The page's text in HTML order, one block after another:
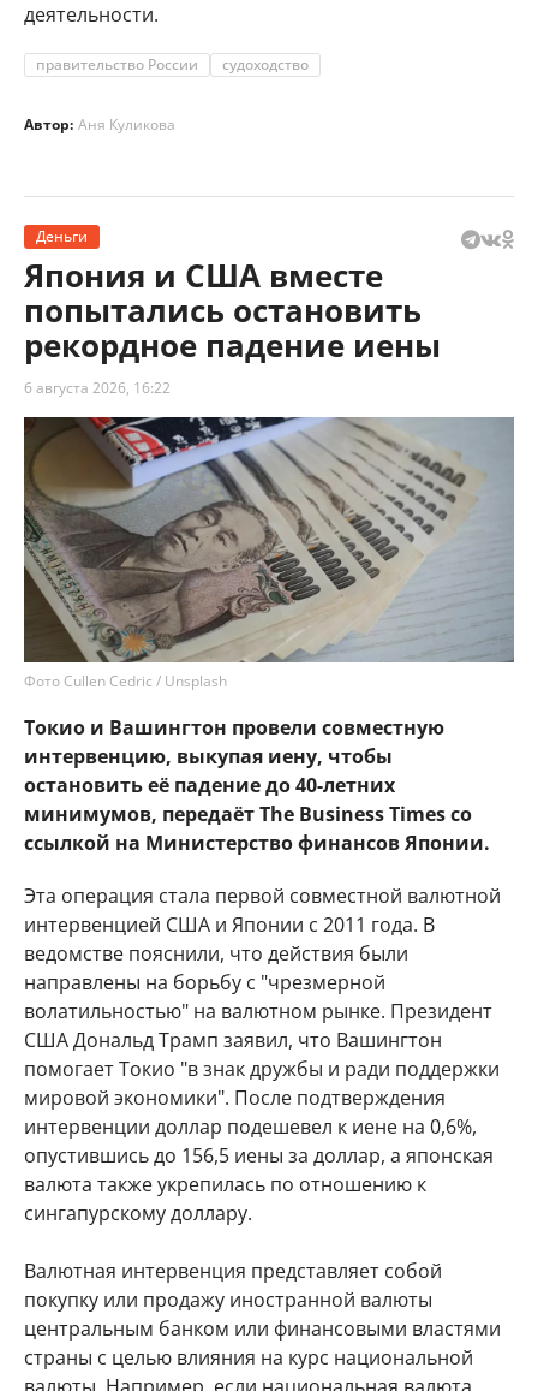
деятельности.
правительство России судоходство
Автор: Аня Куликова
Деньги
Япония и США вместе
попытались остановить
рекордное падение иены
6 августа 2026, 16:22
Фото Cullen Cedric / Unsplash
Токио и Вашингтон провели совместную
интервенцию, выкупая иену, чтобы
остановить её падение до 40-летних
минимумов, передаёт The Business Times со
ссылкой на Министерство финансов Японии.
Эта операция стала первой совместной валютной
интервенцией США и Японии с 2011 года. В
ведомстве пояснили, что действия были
направлены на борьбу с "чрезмерной
волатильностью" на валютном рынке. Президент
США Дональд Трамп заявил, что Вашингтон
помогает Токио "в знак дружбы и ради поддержки
мировой экономики". После подтверждения
интервенции доллар подешевел к иене на 0,6%,
опустившись до 156,5 иены за доллар, а японская
валюта также укрепилась по отношению к
сингапурскому доллару.
Валютная интервенция представляет собой
покупку или продажу иностранной валюты
центральным банком или финансовыми властями
страны с целью влияния на курс национальной